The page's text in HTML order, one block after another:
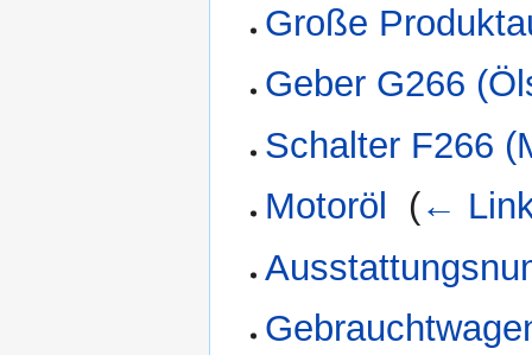
Große
Geber G266
Schalter F266
Motoröl
(←